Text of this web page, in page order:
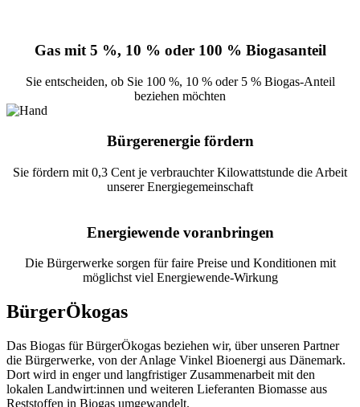
Gas mit 5 %, 10 % oder 100 % Biogasanteil
Sie entscheiden, ob Sie 100 %, 10 % oder 5 % Biogas-Anteil
beziehen möchten
Bürgerenergie fördern
Sie fördern mit 0,3 Cent je verbrauchter Kilowattstunde die Arbeit
unserer Energiegemeinschaft
Energiewende voranbringen
Die Bürgerwerke sorgen für faire Preise und Konditionen mit
möglichst viel Energiewende-Wirkung
BürgerÖkogas
Das Biogas für BürgerÖkogas beziehen wir, über unseren Partner
die Bürgerwerke, von der Anlage Vinkel Bioenergi aus Dänemark.
Dort wird in enger und langfristiger Zusammenarbeit mit den
lokalen Landwirt:innen und weiteren Lieferanten Biomasse aus
Reststoffen in Biogas umgewandelt.